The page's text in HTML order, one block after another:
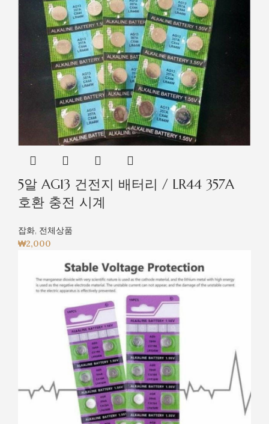
5알 AG13 건전지 배터리 / LR44 357A
호환 충전 시계
잡화, 전체상품
₩2,000